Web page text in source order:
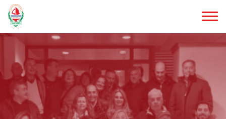
Saltar
al
contenido
principal